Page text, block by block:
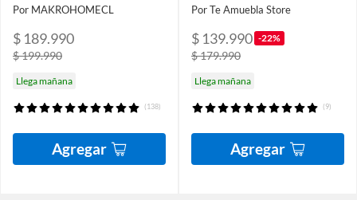
Por MAKROHOMECL
$ 189.990
$ 199.990
Llega mañana
(138)
Agregar
Por Te Amuebla Store
$ 139.990 -22%
$ 179.990
Llega mañana
(9)
Agregar